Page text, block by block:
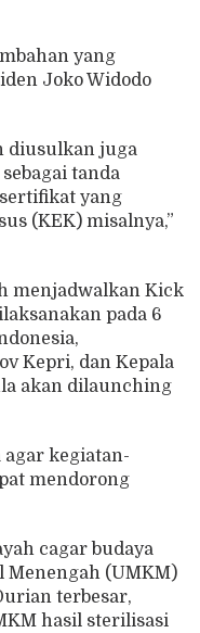
yang
Joko Widodo
diusulkan juga
tanda
yang
(KEK) misalnya,”
menjadwalkan Kick
pada 6
Kepri, dan Kepala
akan dilaunching
kegiatan-
mendorong
cagar budaya
Menengah (UMKM)
terbesar,
hasil sterilisasi